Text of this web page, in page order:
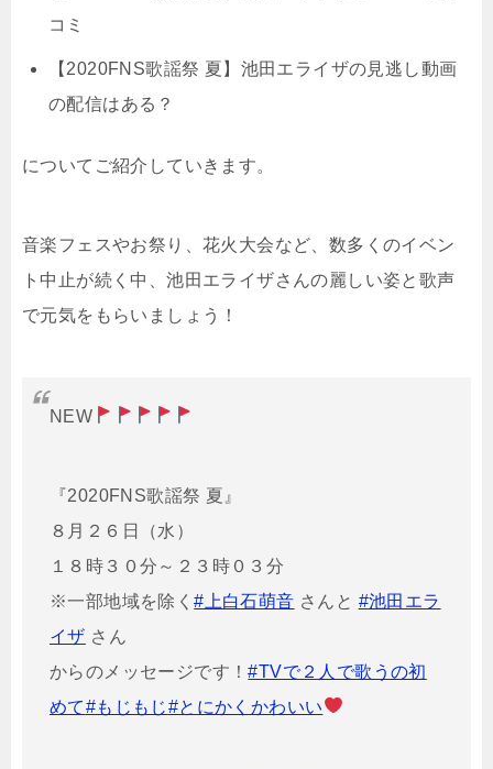
コミ
【2020FNS歌謡祭 夏】池田エライザの見逃し動画
の配信はある？
についてご紹介していきます。
音楽フェスやお祭り、花火大会など、数多くのイベン
ト中止が続く中、池田エライザさんの麗しい姿と歌声
で元気をもらいましょう！
NEW
『2020FNS歌謡祭 夏』
８月２６日（水）
１８時３０分～２３時０３分
※一部地域を除く#上白石萌音 さんと #池田エラ
イザ さん
からのメッセージです！#TVで２人で歌うの初
めて#もじもじ#とにかくかわいい